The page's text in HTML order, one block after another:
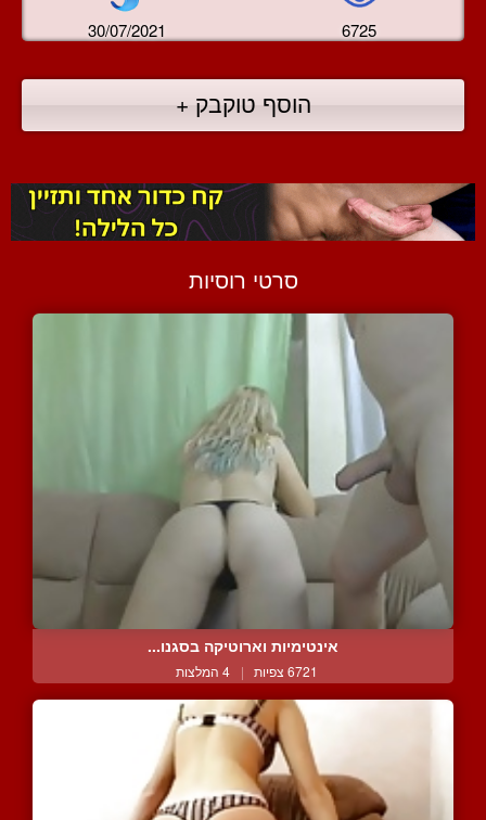
30/07/2021 6725
הוסף טוקבק +
סרטי רוסיות
אינטימיות וארוטיקה בסגנו...
6721 צפיות | 4 המלצות